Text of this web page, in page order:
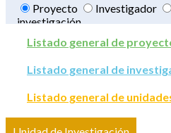
Proyecto Investigador
investigación
Listado general de
Listado general de
Listado general de